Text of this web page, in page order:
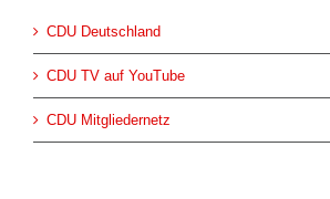
CDU Deutschland
CDU TV auf YouTube
CDU Mitgliedernetz